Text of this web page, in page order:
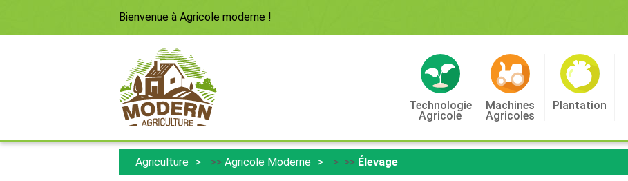
Bienvenue à Agricole moderne !
Technologie
Agricole
Machines
Agricoles
Plantation
Agriculture >> Agricole Moderne > >> Élevage